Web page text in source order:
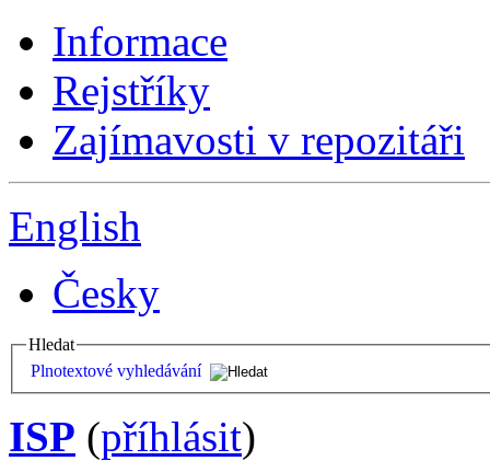
Informace
Rejstříky
Zajímavosti v repozitáři
English
Česky
Hledat
Plnotextové vyhledávání
ISP (příhlásit)